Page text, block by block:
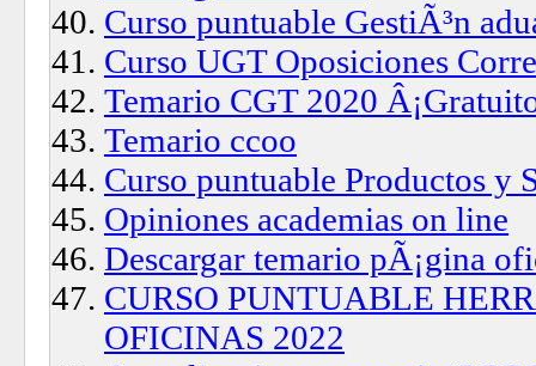
Curso puntuable GestiÃ³n
Curso UGT Oposiciones
Temario CGT 2020
Temario ccoo
Curso puntuable Productos y
Opiniones academias on line
Descargar temario pÃ¡gina
CURSO PUNTUABLE
OFICINAS 2022